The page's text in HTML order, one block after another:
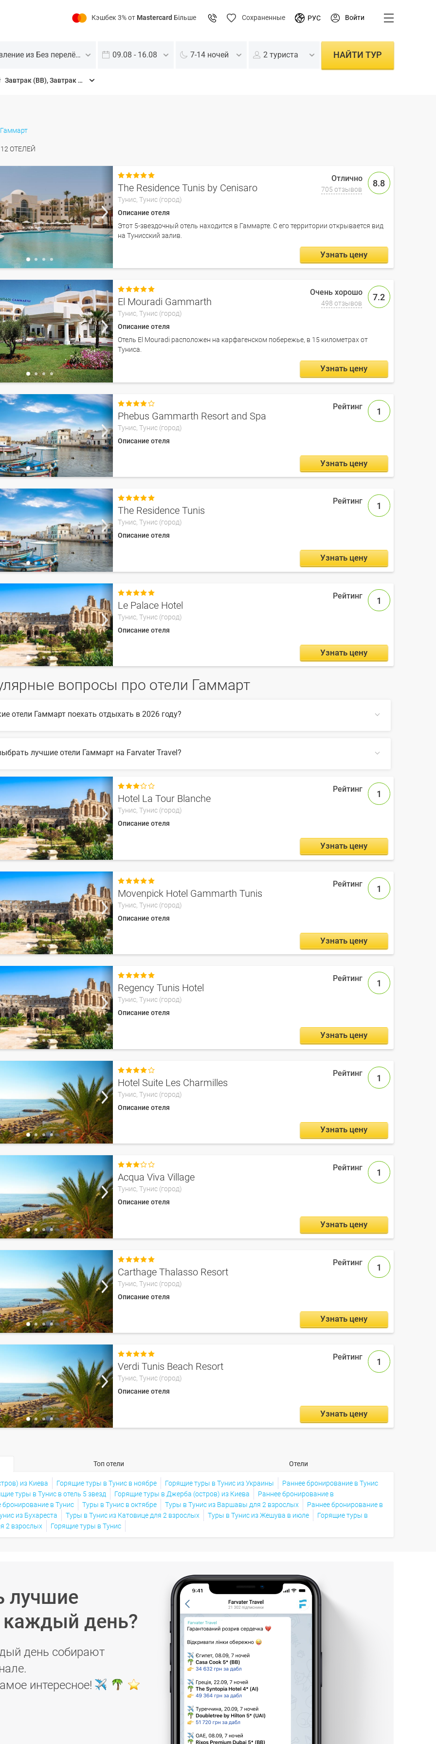
Кэшбек 3% от Mastercard Більше Сохраненные РУС Войти
Отправление из Без перелёта 09.08 - 16.08 7-14 ночей 2 туриста
Завтрак (BB), Завтрак + ужин (HB), Завтрак + обед + ужин (FB), Все включено (AI), Ультра все включено (UAI)
НАЙТИ ТУР
Гаммарт
12 ОТЕЛЕЙ
8.8
705 отзывов

The Residence Tunis by Cenisaro
Тунис,Тунис (город)
Описание отеля
Этот 5-звездочный отель находится в Гаммарте. С его территории открывается вид
на Тунисский залив.
Узнать цену
7.2
498 отзывов

El Mouradi Gammarth
Тунис,Тунис (город)
Описание отеля
Отель El Mouradi расположен на карфагенском побережье, в 15 километрах от
Туниса.
Узнать цену
1

Phebus Gammarth Resort and Spa
Тунис,Тунис (город)
Описание отеля
Узнать цену
1

The Residence Tunis
Тунис,Тунис (город)
Описание отеля
Узнать цену
1

Le Palace Hotel
Тунис,Тунис (город)
Описание отеля
Узнать цену
вопросы про отели Гаммарт
отели Гаммарт поехать отдыхать в 2026 году?
лучшие отели Гаммарт на Farvater Travel?
множество фото отелей и отзывов про лучшие отели Гаммарт
1

Hotel La Tour Blanche
Тунис,Тунис (город)
Описание отеля
Узнать цену
1

Movenpick Hotel Gammarth Tunis
Тунис,Тунис (город)
Описание отеля
Узнать цену
1

Regency Tunis Hotel
Тунис,Тунис (город)
Описание отеля
Узнать цену
1

Hotel Suite Les Charmilles
Тунис,Тунис (город)
Описание отеля
Узнать цену
1

Acqua Viva Village
Тунис,Тунис (город)
Описание отеля
Узнать цену
1

Carthage Thalasso Resort
Тунис,Тунис (город)
Описание отеля
Узнать цену
1

Verdi Tunis Beach Resort
Тунис,Тунис (город)
Описание отеля
Узнать цену
Топ отели Отели
из Киева Горящие туры в Тунис в ноябре Горящие туры в Тунис из Украины
Раннее бронирование в Тунис
туры в Тунис в отель 5 звезд Горящие туры в Джерба (остров) из Киева
Раннее бронирование в
бронирование в Тунис Туры в Тунис в октябре Туры в Тунис из Варшавы для 2 взрослых
Раннее бронирование в
из Бухареста Туры в Тунис из Катовице для 2 взрослых Туры в Тунис из Жешува в июле
Горящие туры в
2 взрослых Горящие туры в Тунис
лучшие
каждый день?
день собирают
интересное!